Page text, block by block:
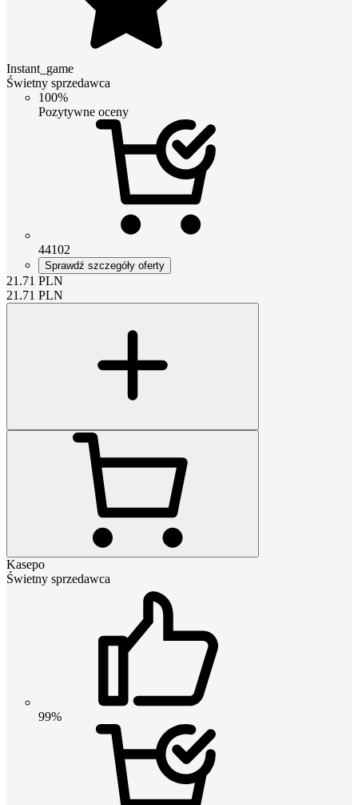
Instant_game
Świetny sprzedawca
100%
Pozytywne oceny
44102
Sprawdź szczegóły oferty
21.71 PLN
21.71 PLN
Kasepo
Świetny sprzedawca
99%